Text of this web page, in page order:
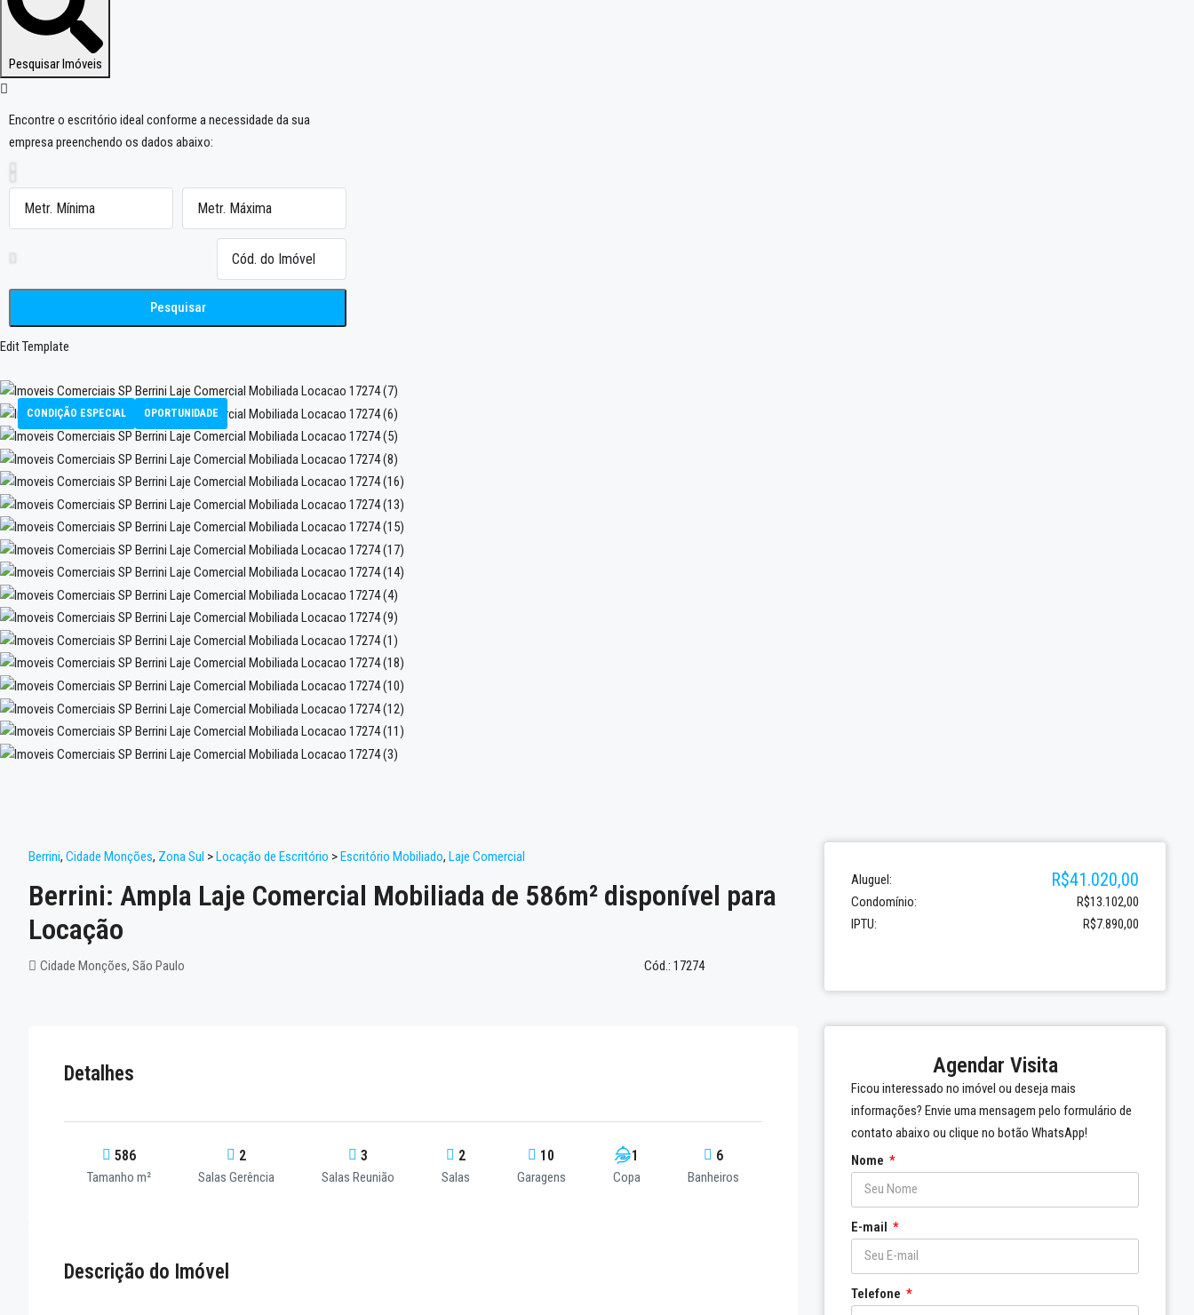
Pesquisar Imóveis
Encontre o escritório ideal conforme a necessidade da sua
empresa preenchendo os dados abaixo:
Pesquisar
Edit Template
CONDIÇÃO ESPECIAL OPORTUNIDADE
Berrini, Cidade Monções, Zona Sul >Locação de Escritório >Escritório Mobiliado, Laje Comercial
Berrini: Ampla Laje Comercial Mobiliada de 586m² disponível para
Locação
Cidade Monções, São Paulo Cód.: 17274
Aluguel: R$41.020,00
Condomínio:
R$13.102,00
IPTU:
R$7.890,00
Detalhes
586
Tamanho m²
2
Salas Gerência
3
Salas Reunião
2
Salas
10
Garagens
1
Copa
6
Banheiros
Descrição do Imóvel
Agendar Visita
Ficou interessado no imóvel ou deseja mais
informações? Envie uma mensagem pelo formulário de
contato abaixo ou clique no botão WhatsApp!
Nome
E-mail
Telefone